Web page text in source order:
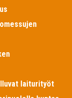
laiturityöt